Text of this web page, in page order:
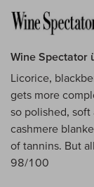
Wine Spectator
Licorice,
gets more
so polished,
cashmere
of tannins. But
98/100